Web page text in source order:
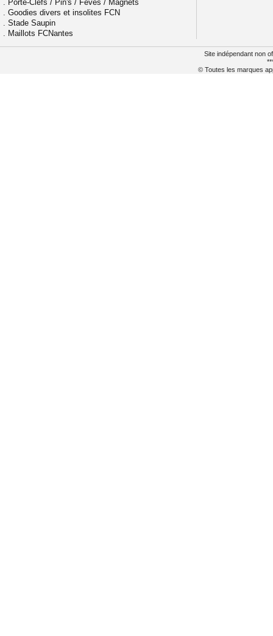
. Porte-Clefs / Pin's / Fèves / Magnets
. Goodies divers et insolites FCN
. Stade Saupin
. Maillots FCNantes
Site indépendant non
© Toutes les marques